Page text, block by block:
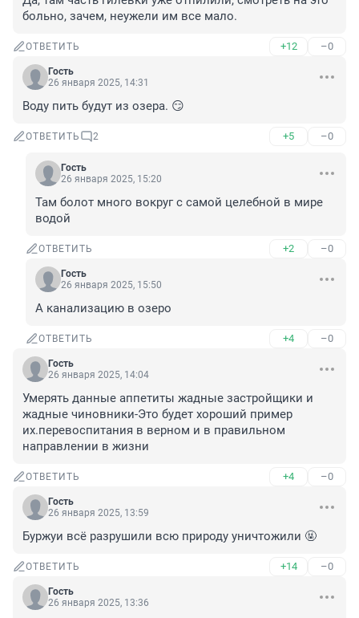
больно, зачем, неужели им все мало.
ОТВЕТИТЬ +12 –0
Гость
26 января 2025, 14:31
Воду пить будут из озера. 😏
ОТВЕТИТЬ 2 +5 –0
Гость
26 января 2025, 15:20
Там болот много вокруг с самой целебной в мире
водой
ОТВЕТИТЬ +2 –0
Гость
26 января 2025, 15:50
А канализацию в озеро
ОТВЕТИТЬ +4 –0
Гость
26 января 2025, 14:04
Умерять данные аппетиты жадные застройщики и
жадные чиновники-Это будет хороший пример
их.перевоспитания в верном и в правильном
направлении в жизни
ОТВЕТИТЬ +4 –0
Гость
26 января 2025, 13:59
Буржуи всё разрушили всю природу уничтожили 🤬
ОТВЕТИТЬ +14 –0
Гость
26 января 2025, 13:36